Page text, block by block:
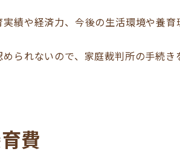
績や経済力、今後の生活環境や養育
られないので、家庭裁判所の手続き
費